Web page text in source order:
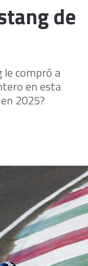
de
le compró a
en esta
2025?